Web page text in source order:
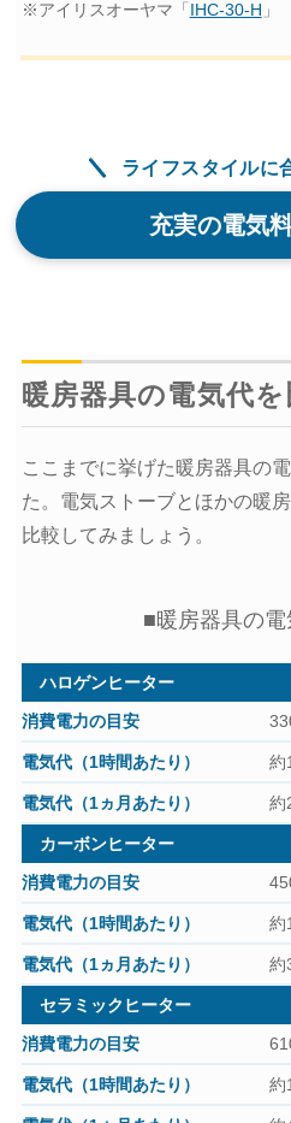
※アイリスオーヤマ「 IHC-30-H 」
ライフスタイルに
充実の電気
暖房器具の電気代を
ここまでに挙げた暖房器具の
た。電気ストーブとほかの暖
比較してみましょう。
■暖房器具の
ハロゲンヒーター
約
約
カーボンヒーター
約
約
セラミックヒーター
約